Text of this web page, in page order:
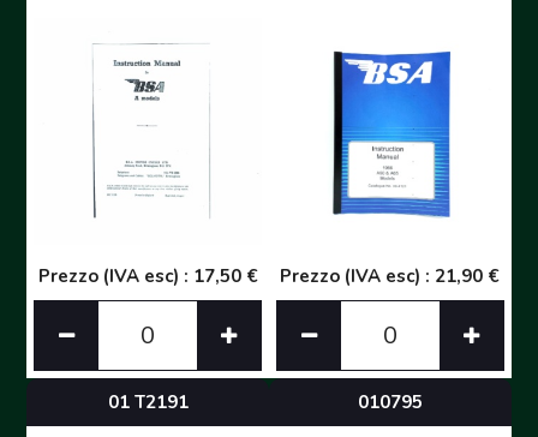
Prezzo (IVA esc) : 17,50 € Prezzo (IVA esc) : 21,90 €
01 T2191
010795